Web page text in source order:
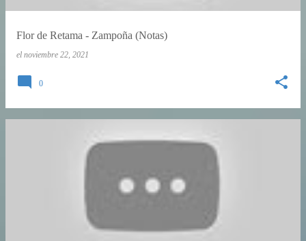
Flor de Retama - Zampoña (Notas)
el noviembre 22, 2021
0